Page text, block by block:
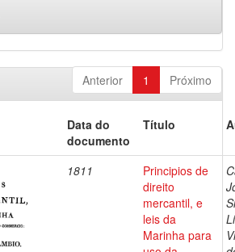
Anterior 1 Próximo
Data do
documento
Título
1811
Principios de
direito
mercantil, e
leis da
Marinha para